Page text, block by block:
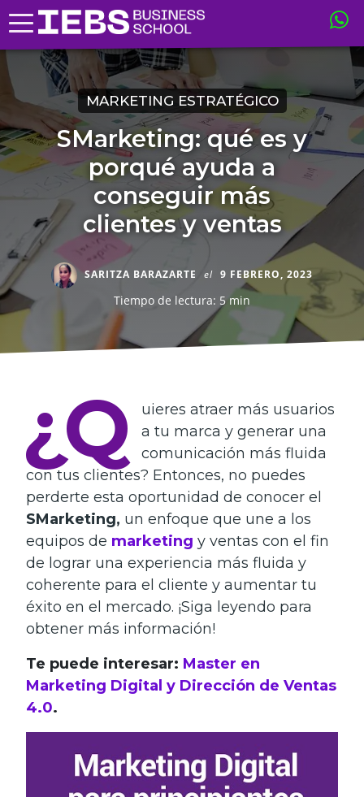
MARKETING ESTRATÉGICO
SMarketing: qué es y
porqué ayuda a
conseguir más
clientes y ventas
SARITZA BARAZARTE el 9 FEBRERO, 2023
Tiempo de lectura: 5 min
¿Q
uieres atraer más usuarios
a tu marca y generar una
comunicación más fluida
con tus clientes? Entonces, no puedes
perderte esta oportunidad de conocer el
SMarketing, un enfoque que une a los
equipos de marketing y ventas con el fin
de lograr una experiencia más fluida y
coherente para el cliente y aumentar tu
éxito en el mercado. ¡Siga leyendo para
obtener más información!
Te puede interesar: Master en
Marketing Digital y Dirección de Ventas
4.0.